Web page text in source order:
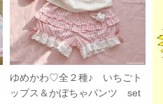
ゆめかわ♡全２種♪ いちごト
ップス＆かぼちゃパンツ set